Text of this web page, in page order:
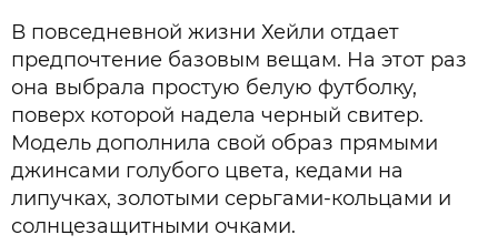
В повседневной жизни Хейли отдает
предпочтение базовым вещам. На этот раз
она выбрала простую белую футболку,
поверх которой надела черный свитер.
Модель дополнила свой образ прямыми
джинсами голубого цвета, кедами на
липучках, золотыми серьгами-кольцами и
солнцезащитными очками.